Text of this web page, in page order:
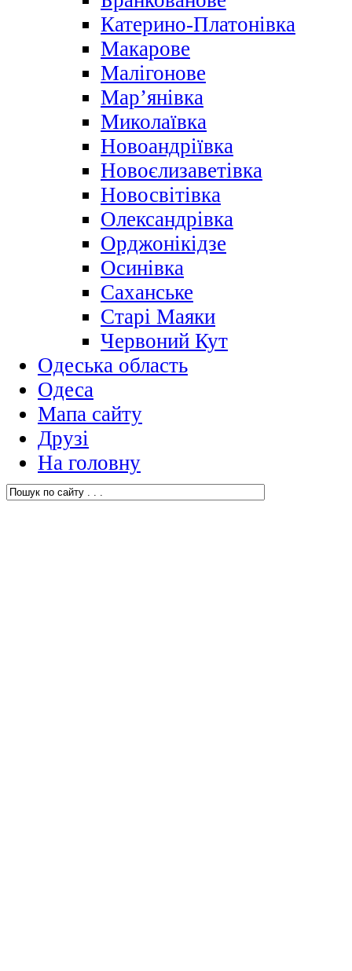
Катерино-Платонівка
Макарове
Малігонове
Мар’янівка
Миколаївка
Новоандріївка
Новоєлизаветівка
Новосвітівка
Олександрівка
Орджонікідзе
Осинівка
Саханське
Старі Маяки
Червоний Кут
Одеська область
Одеса
Мапа сайту
Друзі
На головну